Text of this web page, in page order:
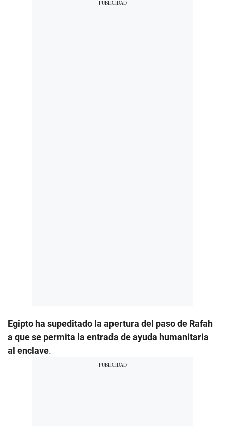
Egipto ha supeditado la apertura del paso de Rafah
a que se permita la entrada de ayuda humanitaria
al enclave.